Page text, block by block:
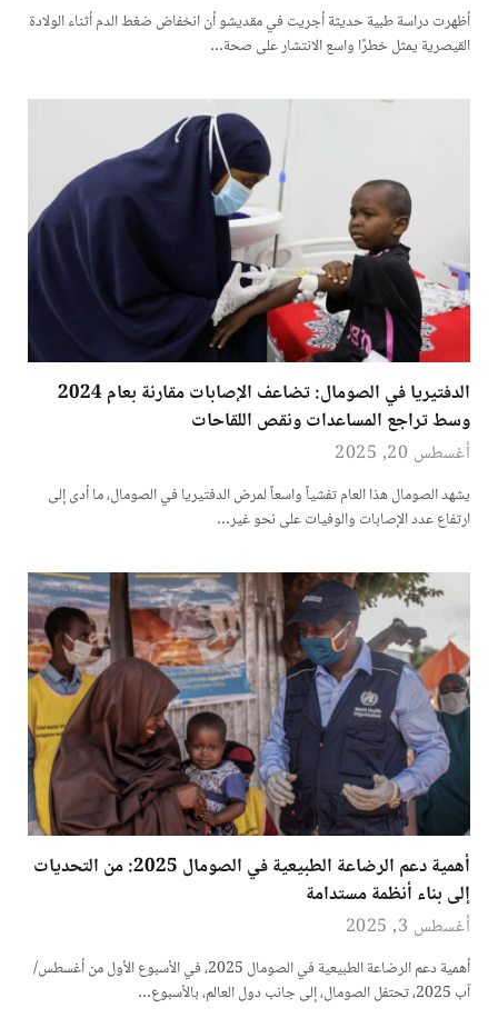
أظهرت دراسة طبية حديثة أجريت في مقديشو أن انخفاض ضغط الدم أثناء الولادة
القيصرية يمثل خطرًا واسع الانتشار على صحة…
الدفتيريا في الصومال: تضاعف الإصابات مقارنة بعام 2024
وسط تراجع المساعدات ونقص اللقاحات
أغسطس 20, 2025
يشهد الصومال هذا العام تفشياً واسعاً لمرض الدفتيريا في الصومال، ما أدى إلى
ارتفاع عدد الإصابات والوفيات على نحو غير…
أهمية دعم الرضاعة الطبيعية في الصومال 2025: من التحديات
إلى بناء أنظمة مستدامة
أغسطس 3, 2025
أهمية دعم الرضاعة الطبيعية في الصومال 2025، في الأسبوع الأول من أغسطس/
آب 2025، تحتفل الصومال، إلى جانب دول العالم، بالأسبوع…